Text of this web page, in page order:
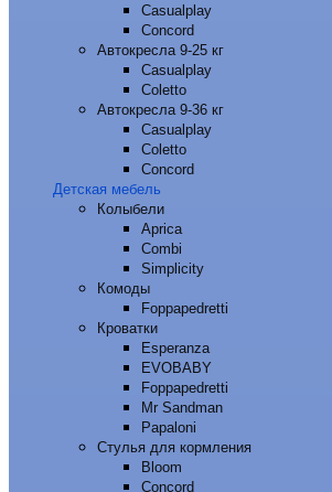
Casualplay
Concord
Автокресла 9-25 кг
Casualplay
Coletto
Автокресла 9-36 кг
Casualplay
Coletto
Concord
Детская мебель
Колыбели
Aprica
Combi
Simplicity
Комоды
Foppapedretti
Кроватки
Esperanza
EVOBABY
Foppapedretti
Mr Sandman
Papaloni
Стулья для кормления
Bloom
Concord